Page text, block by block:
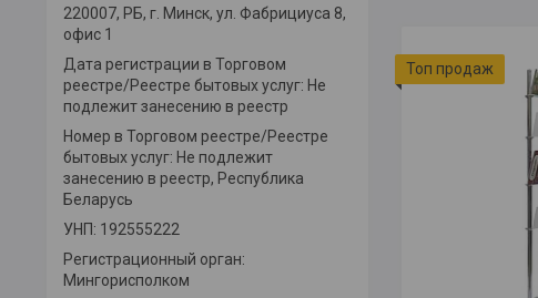
Топ продаж
220007, РБ, г. Минск, ул. Фабрициуса 8,
офис 1
Дата регистрации в Торговом
реестре/Реестре бытовых услуг: Не
подлежит занесению в реестр
Номер в Торговом реестре/Реестре
бытовых услуг: Не подлежит
занесению в реестр, Республика
Беларусь
УНП: 192555222
Регистрационный орган:
Мингорисполком